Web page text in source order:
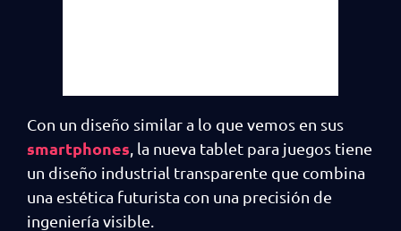
Con un diseño similar a lo que vemos en sus
smartphones , la nueva tablet para juegos tiene
un diseño industrial transparente que combina
una estética futurista con una precisión de
ingeniería visible.